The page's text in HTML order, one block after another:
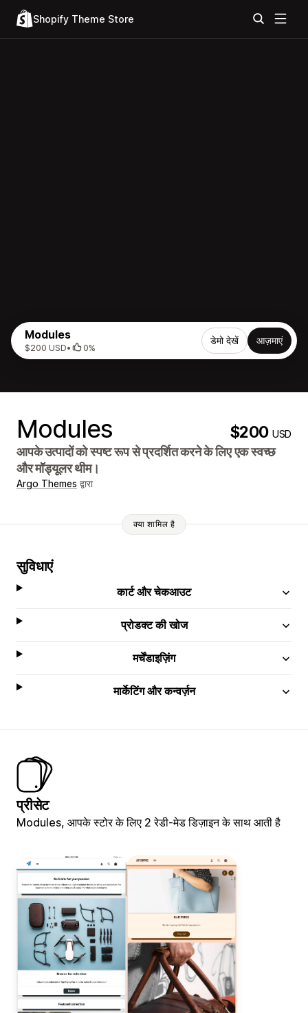
Shopify Theme Store
Modules
$200 USD• 0%
डेमो देखें आज़माएं
Modules $200USD
आपके उत्पादों को स्पष्ट रूप से प्रदर्शित करने के लिए एक स्वच्छ
और मॉड्यूलर थीम।
Argo Themes द्वारा
क्या शामिल है
सुविधाएं
कार्ट और चेकआउट
प्रोडक्ट की खोज
मर्चेंडाइज़िंग
मार्केटिंग और कन्वर्ज़न
प्रीसेट
Modules, आपके स्टोर के लिए 2 रेडी-मेड डिज़ाइन के साथ आती है